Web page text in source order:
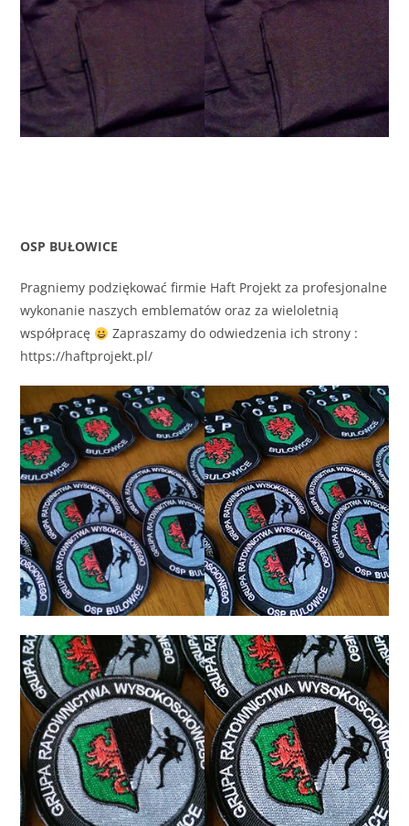
OSP BUŁOWICE
Pragniemy podziękować firmie Haft Projekt za profesjonalne
wykonanie naszych emblematów oraz za wieloletnią
współpracę
Zapraszamy do odwiedzenia ich strony :
https://haftprojekt.pl/